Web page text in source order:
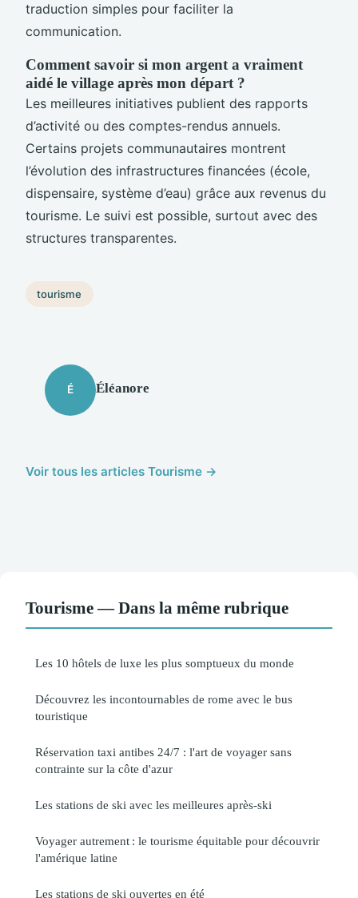
traduction simples pour faciliter la
communication.
Comment savoir si mon argent a vraiment
aidé le village après mon départ ?
Les meilleures initiatives publient des rapports
d’activité ou des comptes-rendus annuels.
Certains projets communautaires montrent
l’évolution des infrastructures financées (école,
dispensaire, système d’eau) grâce aux revenus du
tourisme. Le suivi est possible, surtout avec des
structures transparentes.
tourisme
É Éléanore
Voir tous les articles Tourisme →
Tourisme — Dans la même rubrique
Les 10 hôtels de luxe les plus somptueux du monde
Découvrez les incontournables de rome avec le bus
touristique
Réservation taxi antibes 24/7 : l'art de voyager sans
contrainte sur la côte d'azur
Les stations de ski avec les meilleures après-ski
Voyager autrement : le tourisme équitable pour découvrir
l'amérique latine
Les stations de ski ouvertes en été